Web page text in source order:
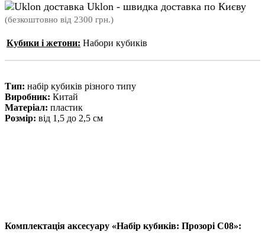
Uklon - швидка доставка по Києву
(безкоштовно від 2300 грн.)
Кубики і жетони: Набори кубиків
Тип: набір кубиків різного типу
Виробник: Китай
Матеріал: пластик
Розмір: від 1,5 до 2,5 см
Комплектація аксесуару «Набір кубиків: Прозорі C08»: